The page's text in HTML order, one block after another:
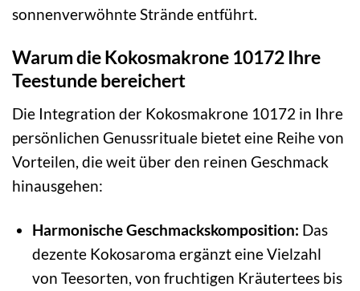
sonnenverwöhnte Strände entführt.
Warum die Kokosmakrone 10172 Ihre
Teestunde bereichert
Die Integration der Kokosmakrone 10172 in Ihre
persönlichen Genussrituale bietet eine Reihe von
Vorteilen, die weit über den reinen Geschmack
hinausgehen:
Harmonische Geschmackskomposition: Das
dezente Kokosaroma ergänzt eine Vielzahl
von Teesorten, von fruchtigen Kräutertees bis